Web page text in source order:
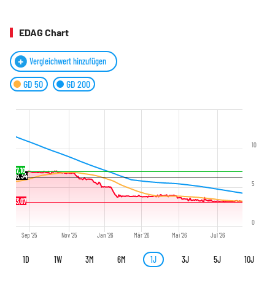
EDAG Chart
Vergleichwert hinzufügen
GD 50 GD 200
Sep '25 Nov '25 Jan '26 Mär '26 Mai '26 Jul '26
0
5
10
6,34
3,07
7,10
1D 1W 3M 6M 1J 3J 5J 10J